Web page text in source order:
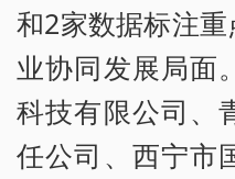
和2家数据标注
业协同发展局面
科技有限公司、
任公司、西宁市